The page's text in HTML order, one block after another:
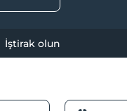
İştirak olun